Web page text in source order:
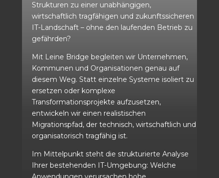
Strukturen zu einer unabhängigen,
wirtschaftlich tragfähigen und zukunftssicheren
IT-Landschaft – ohne den laufenden Betrieb zu
gefährden?
Mit Leine Bridge begleiten wir Unternehmen,
Kommunen und Organisationen genau auf
diesem Weg. Statt einzelne Systeme isoliert zu
ersetzen oder komplexe
Transformationsprojekte aufzusetzen,
entwickeln wir einen realistischen
Migrationspfad, der technisch, wirtschaftlich und
organisatorisch tragfähig ist.
Im Mittelpunkt steht die strukturierte Analyse
Ihrer bestehenden IT-Umgebung: Welche